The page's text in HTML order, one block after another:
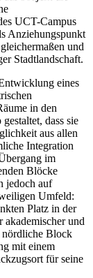
UCT-Campus
Anziehungspunkt
und
Stadtlandschaft.
eines
in den
dass sie
aus allen
Integration
im
Blöcke
jedoch auf
Umfeld:
Platz in der
akademischer und
Block
mit einem
für seine